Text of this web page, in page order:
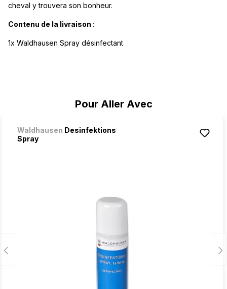
Pour Aller Avec
Waldhausen Desinfektions
Spray
cheval y trouvera son bonheur.
Contenu de la livraison :
1x Waldhausen Spray désinfectant